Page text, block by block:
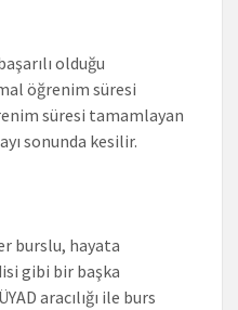
olduğu
öğrenim süresi
süresi tamamlayan
sonunda kesilir.
burslu, hayata
gibi bir başka
aracılığı ile burs